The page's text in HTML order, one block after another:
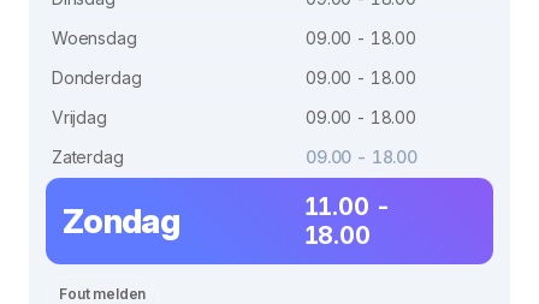
Woensdag
09.00 - 18.00
Donderdag
09.00 - 18.00
Vrijdag
09.00 - 18.00
Zaterdag
09.00 - 18.00
Zondag
11.00 -
18.00
Fout melden